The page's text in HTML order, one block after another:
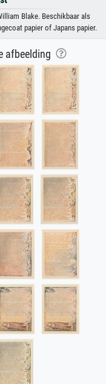
Blake. Beschikbaar als
papier of Japans papier.
afbeelding